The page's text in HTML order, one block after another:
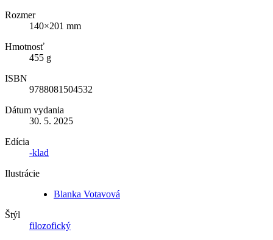
Rozmer
140×201 mm
Hmotnosť
455 g
ISBN
9788081504532
Dátum vydania
30. 5. 2025
Edícia
-klad
Ilustrácie
Blanka Votavová
Štýl
filozofický